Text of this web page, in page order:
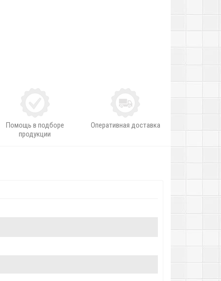
Помощь в подборе
продукции
Оперативная доставка